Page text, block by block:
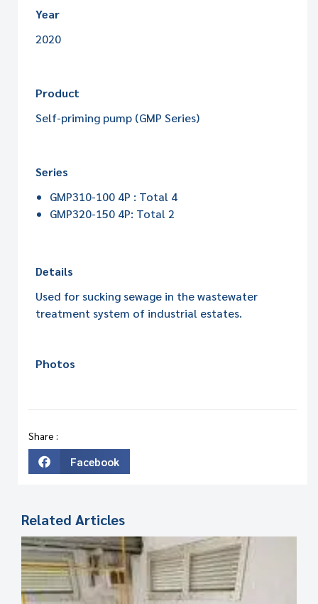
Year
2020
Product
Self-priming pump (GMP Series)
Series
GMP310-100 4P : Total 4
GMP320-150 4P: Total 2
Details
Used for sucking sewage in the wastewater
treatment system of industrial estates.
Photos
Share :
Facebook
Related Articles